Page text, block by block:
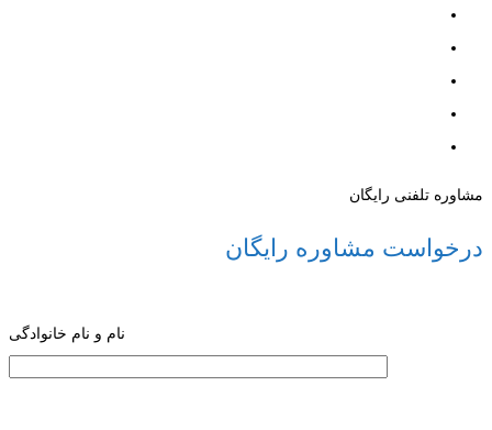
مشاوره تلفنی رایگان
درخواست مشاوره رایگان
نام و نام خانوادگی